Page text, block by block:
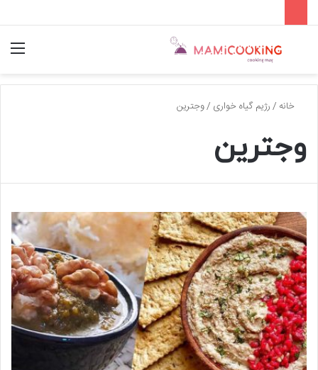
جستجو
خانه /رژیم گیاه خواری /وجترین
وجترین